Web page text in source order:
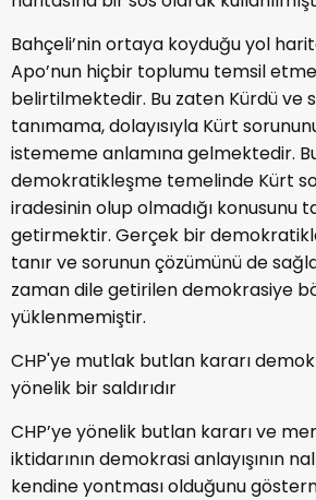
Bahçeli’nin ortaya koyduğu yol
Apo’nun hiçbir toplumu temsil
belirtilmektedir. Bu zaten Kürdü ve
tanımama, dolayısıyla Kürt
istememe anlamına gelmektedir.
demokratikleşme temelinde Kürt
iradesinin olup olmadığı konusunu
getirmektir. Gerçek bir
tanır ve sorunun çözümünü de
zaman dile getirilen demokrasiye
yüklenmemiştir.
CHP'ye mutlak butlan kararı
yönelik bir saldırıdır
CHP’ye yönelik butlan kararı ve
iktidarının demokrasi anlayışının
kendine yontması olduğunu